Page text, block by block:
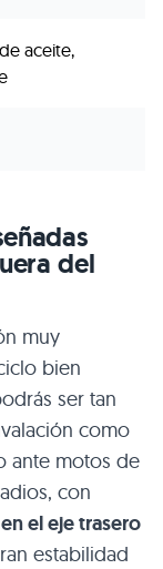
aceite,
del
muy
bien
ser tan
como
ante motos de
con
el eje trasero
estabilidad